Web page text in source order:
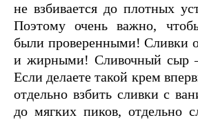
не взбивается до плотных
Поэтому очень важно,
были проверенными! Сливки
и жирными! Сливочный сыр
Если делаете такой крем
отдельно взбить сливки с
до мягких пиков, отдельно